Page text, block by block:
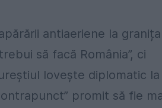
antiaeriene la granița
să facă România”, ci
lovește diplomatic la
promit să fie